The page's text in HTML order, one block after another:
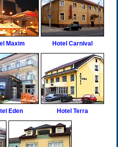
Maxim Hotel Carnival
Eden Hotel Terra